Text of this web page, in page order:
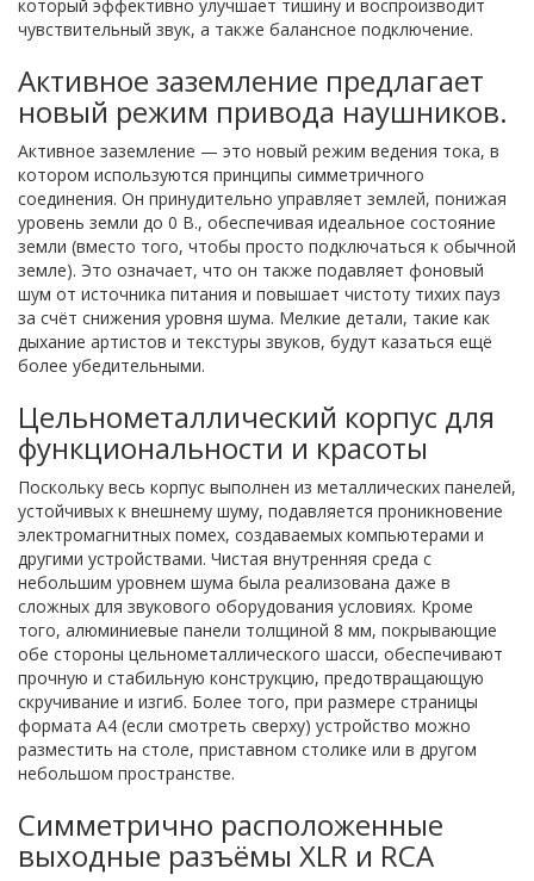
который эффективно улучшает тишину и воспроизводит
чувствительный звук, а также балансное подключение.
Активное заземление предлагает
новый режим привода наушников.
Активное заземление — это новый режим ведения тока, в
котором используются принципы симметричного
соединения. Он принудительно управляет землей, понижая
уровень земли до 0 В., обеспечивая идеальное состояние
земли (вместо того, чтобы просто подключаться к обычной
земле). Это означает, что он также подавляет фоновый
шум от источника питания и повышает чистоту тихих пауз
за счёт снижения уровня шума. Мелкие детали, такие как
дыхание артистов и текстуры звуков, будут казаться ещё
более убедительными.
Цельнометаллический корпус для
функциональности и красоты
Поскольку весь корпус выполнен из металлических панелей,
устойчивых к внешнему шуму, подавляется проникновение
электромагнитных помех, создаваемых компьютерами и
другими устройствами. Чистая внутренняя среда с
небольшим уровнем шума была реализована даже в
сложных для звукового оборудования условиях. Кроме
того, алюминиевые панели толщиной 8 мм, покрывающие
обе стороны цельнометаллического шасси, обеспечивают
прочную и стабильную конструкцию, предотвращающую
скручивание и изгиб. Более того, при размере страницы
формата А4 (если смотреть сверху) устройство можно
разместить на столе, приставном столике или в другом
небольшом пространстве.
Симметрично расположенные
выходные разъёмы XLR и RCA